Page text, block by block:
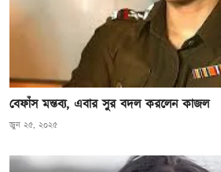
বেফাঁস মন্তব্য, এবার সুর বদল করলেন কাজল
জুন ২৫, ২০২৫